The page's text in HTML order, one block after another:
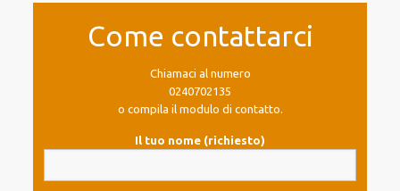
Come contattarci
Chiamaci al numero
0240702135
o compila il modulo di contatto.
Il tuo nome (richiesto)